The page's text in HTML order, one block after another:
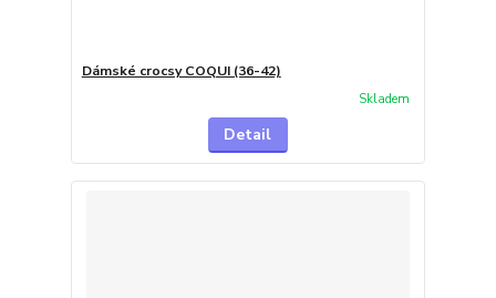
Dámské crocsy COQUI (36-42)
Skladem
Detail